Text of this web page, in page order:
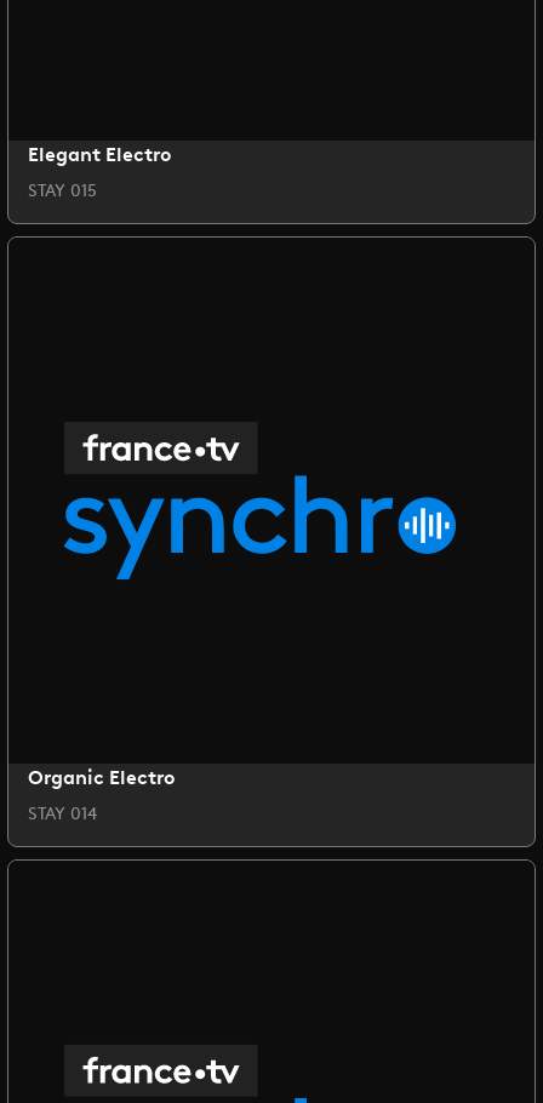
Elegant Electro
STAY 015
Organic Electro
STAY 014